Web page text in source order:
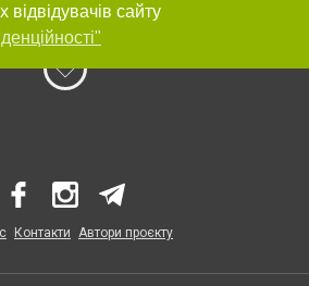
сайту
Контакти Автори проєкту